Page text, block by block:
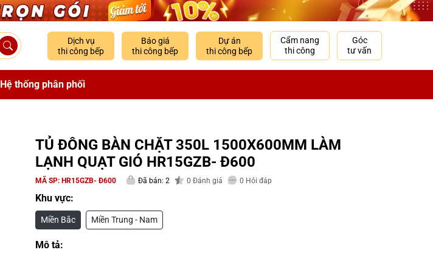
Dịch vụ
thi công bếp
Báo giá
thi công bếp
Dự án
thi công bếp
Cẩm nang
thi công
Góc
tư vấn
Hệ thống phân phối
TỦ ĐÔNG BÀN CHẶT 350L 1500X600MM LÀM
LẠNH QUẠT GIÓ HR15GZB- Đ600
MÃ SP: HR15GZB- Đ600 Đã bán: 2 0 Đánh giá 0 Hỏi đáp
Khu vực:
Miền Bắc Miền Trung - Nam
Mô tả: